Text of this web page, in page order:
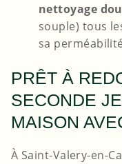
nettoyage
souple) tous
sa
PRÊT À
SECONDE
MAISON
À Saint-Valery-en-